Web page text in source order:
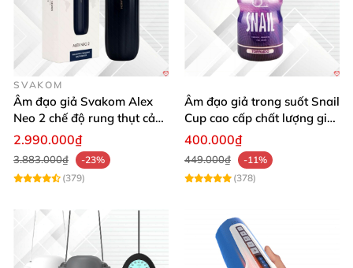
SVAKOM
Âm đạo giả Svakom Alex
Neo 2 chế độ rung thụt cảm
giác thật
2.990.000₫
3.883.000₫
-23%
(379)
Âm đạo giả trong suốt Snail
Cup cao cấp chất lượng giá
tốt
400.000₫
449.000₫
-11%
(378)